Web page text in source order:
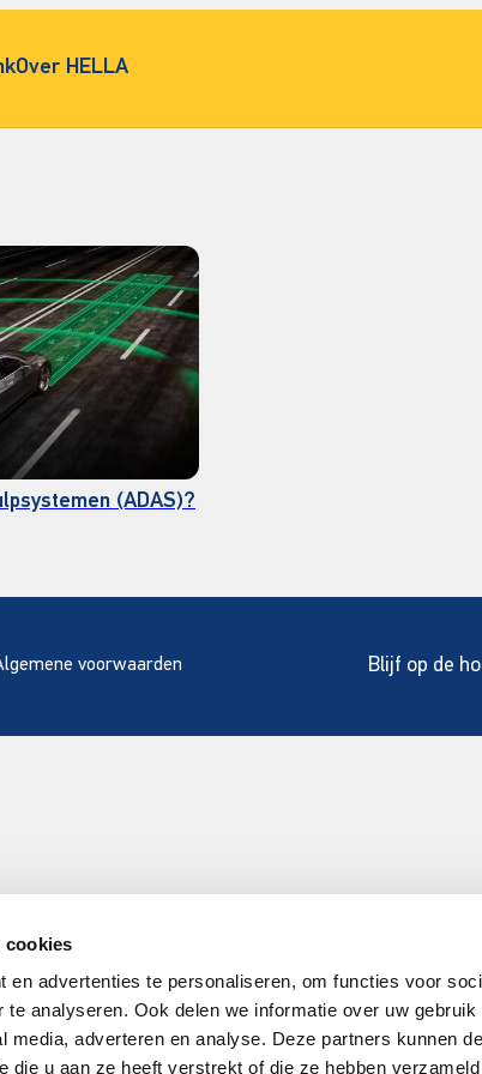
cookies
en advertenties te personaliseren, om functies voor
te analyseren. Ook delen we informatie over uw gebruik
adverteren en analyse. Deze partners kunnen
die u aan ze heeft verstrekt of die ze hebben
Over HELLA
(ADAS)?
voorwaarden Blijf op de